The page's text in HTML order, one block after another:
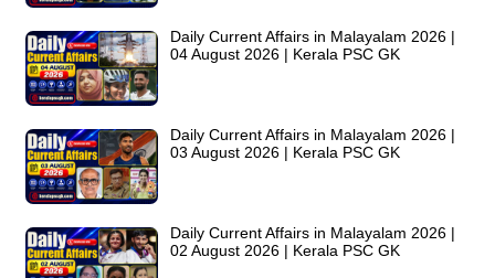
Daily Current Affairs in Malayalam 2026 |
04 August 2026 | Kerala PSC GK
Daily Current Affairs in Malayalam 2026 |
03 August 2026 | Kerala PSC GK
Daily Current Affairs in Malayalam 2026 |
02 August 2026 | Kerala PSC GK